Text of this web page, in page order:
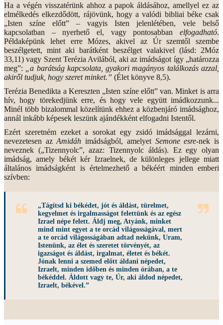
Ha a végén visszatérünk ahhoz a papok áldásához, amellyel ez az
elmélkedés elkezdődött, rájövünk, hogy a valódi bibliai béke csak
„Isten színe előtt” – vagyis Isten jelenlétében, vele belső
kapcsolatban – nyerhető el, vagy pontosabban elfogadható.
Példaképünk lehet erre Mózes, akivel az Úr szemtől szembe
beszélgetett, mint aki barátként beszélget valakivel (lásd: 2Móz
33,11) vagy Szent Terézia Avilából, aki az imádságot így „határozza
meg”:
„a barátság kapcsolata, gyakori magányos találkozás azzal,
akiről tudjuk, hogy szeret minket.” (Élet könyve 8,5).
Terézia Benedikta a Kereszten „Isten színe előtt” van. Minket is arra
hív, hogy törekedjünk erre, és hogy vele együtt imádkozzunk...
Minél több bizalommal közelítünk ehhez a közbenjáró imádsághoz,
annál inkább képesek leszünk ajándékként elfogadni Istentől.
Ezért szeretném ezeket a sorokat egy zsidó imádsággal lezárni,
nevezetesen azAmidáh imádságból, amelyet Semone esre-nek is
neveznek („Tizennyolc”, azaz: Tizennyolc áldás). Ez egy olyan
imádság, amely békét kér Izraelnek, de különleges jellege miatt
általános imádságként is értelmezhető a békéért minden emberi
szívben:
„Tágítsd ki békédet, jót és áldást, türelmet,
kegyelmet és irgalmasságot felettünk és az egész
Izrael népe felett. Áldj meg, Atyánk, minket
mind mint egyet a te orcád világosságával, mert
a te orcád világosságában adtad nekünk, Uram,
Istenünk, az élet és szeretet törvényét, az
igazságot és áldást, irgalmat, életet és békét.
Jónak lenni a szemed előtt áldani népedet,
Izraelt, minden időben és minden órában, a te
békéddel. Áldott vagy te, Úr, aki áldod népedet,
Izraelt, békével.”